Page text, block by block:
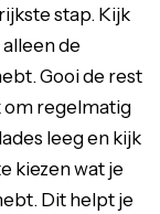
stap. Kijk
de
Gooi de rest
om regelmatig
leeg en kijk
kiezen wat je
Dit helpt je